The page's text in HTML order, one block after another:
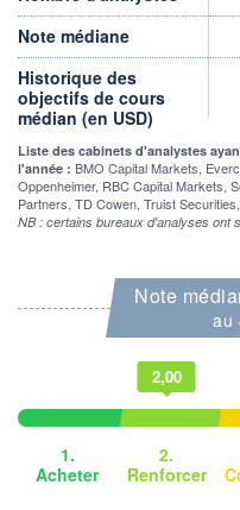
30.06.25 / 22:00:00
ÉLIGIBILITÉ
Non éligible
Boursobank
Note médiane
Historique des
objectifs de cours
médian (en USD)
Liste des cabinets d'analystes
l'année : BMO Capital Markets,
Oppenheimer, RBC Capital Markets,
Partners, TD Cowen, Truist
NB : certains bureaux d'analyses ont
Note
au
1.
Acheter
2,00
2.
Renforcer